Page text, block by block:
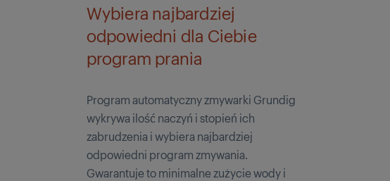
Wybiera najbardziej
odpowiedni dla Ciebie
program prania
Program automatyczny zmywarki Grundig
wykrywa ilość naczyń i stopień ich
zabrudzenia i wybiera najbardziej
odpowiedni program zmywania.
Gwarantuje to minimalne zużycie wody i